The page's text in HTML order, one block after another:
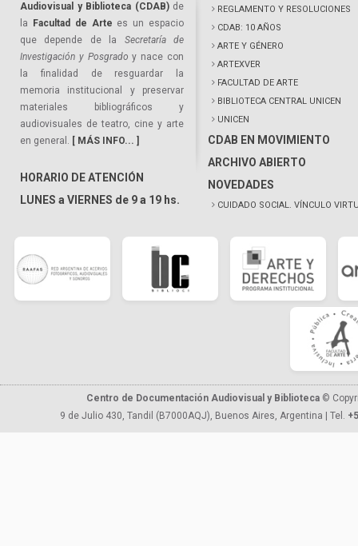
Audiovisual y Biblioteca (CDAB)de
la
Facultad de Arte es un espacio
que depende de la Secretaría de
Investigación y Posgrado y nace con
la finalidad de resguardar la
memoria institucional y preservar
materiales bibliográficos y
audiovisuales de teatro, cine y arte
en general. [ MÁS INFO... ]
HORARIO DE ATENCIÓN
LUNES a VIERNES de 9 a 19 hs.
REGLAMENTO Y RESOLUCIONES
CDAB: 10 AÑOS
ARTE Y GÉNERO
ARTEXVER
FACULTAD DE ARTE
BIBLIOTECA CENTRAL UNICEN
UNICEN
CDAB EN MOVIMIENTO
ARCHIVO ABIERTO
NOVEDADES
CUIDADO SOCIAL. VÍNCULO
Centro de Documentación Audiovisual y Biblioteca ©
9 de Julio 430, Tandil (B7000AQJ), Buenos Aires, Argentina | Tel.